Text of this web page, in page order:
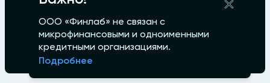
ООО «Финлаб» не связан с
микрофинансовыми и одноименными
кредитными организациями.
Подробнее